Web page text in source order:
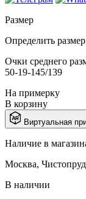
Размер
Определить размер
Очки среднего
50-19-145/139
На примерку
В корзину
Виртуальная
Наличие в
Москва,
В наличии